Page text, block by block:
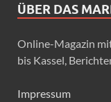
ÜBER DAS
Online-Magazin
bis Kassel,
Impressum